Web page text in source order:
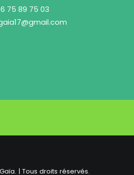
75 89 75 03
| Tous droits réservés.